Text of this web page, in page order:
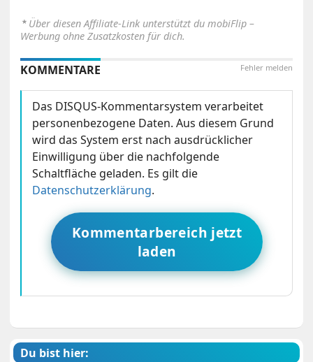
⋆ Über diesen Affiliate-Link unterstützt du mobiFlip –
Werbung ohne Zusatzkosten für dich.
Fehler melden
KOMMENTARE
Das DISQUS-Kommentarsystem verarbeitet
personenbezogene Daten. Aus diesem Grund
wird das System erst nach ausdrücklicher
Einwilligung über die nachfolgende
Schaltfläche geladen. Es gilt die
Datenschutzerklärung.
Kommentarbereich jetzt
laden
Du bist hier: